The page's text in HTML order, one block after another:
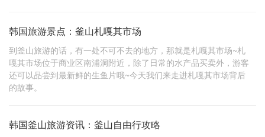
韩国旅游景点：釜山札嘎其市场
到釜山旅游的话，有一处不可不去的地方，那就是札嘎其市场~札
嘎其市场位于商业区南浦洞附近，除了日常的水产品买卖外，游客
还可以品尝到最新鲜的生鱼片哦~今天我们来走进札嘎其市场背后
的故事。
韩国釜山旅游资讯：釜山自由行攻略